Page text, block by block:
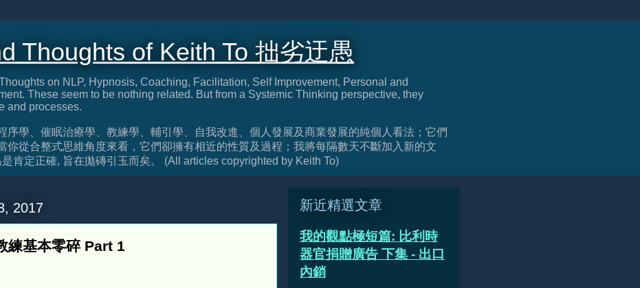
Thoughts of Keith To 拙劣迂愚
on NLP, Hypnosis, Coaching, Facilitation, Self Improvement, Personal and
These seem to be nothing related. But from a Systemic Thinking perspective, they
and processes.
序學、催眠治療學、教練學、輔引學、自我改進、個人發展及商業發展的純個人看法；它們
你從合整式思維角度來看，它們卻擁有相近的性質及過程；我將每隔數天不斷加入新的文
肯定正確, 旨在拋磚引玉而矣。 (All articles copyrighted by Keith To)
2017
練基本零碎 Part 1
新近精選文章
我的觀點極短篇: 比利時
器官捐贈廣告 下集 - 出口
內銷